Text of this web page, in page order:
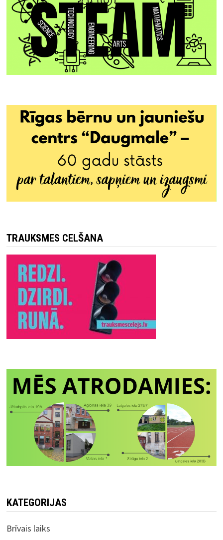
TRAUKSMES CELŠANA
KATEGORIJAS
Brīvais laiks